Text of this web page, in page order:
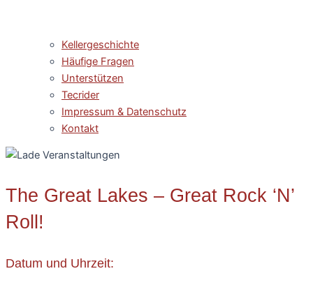
Kellergeschichte
Häufige Fragen
Unterstützen
Tecrider
Impressum & Datenschutz
Kontakt
The Great Lakes – Great Rock ‘N’
Roll!
Datum und Uhrzeit: